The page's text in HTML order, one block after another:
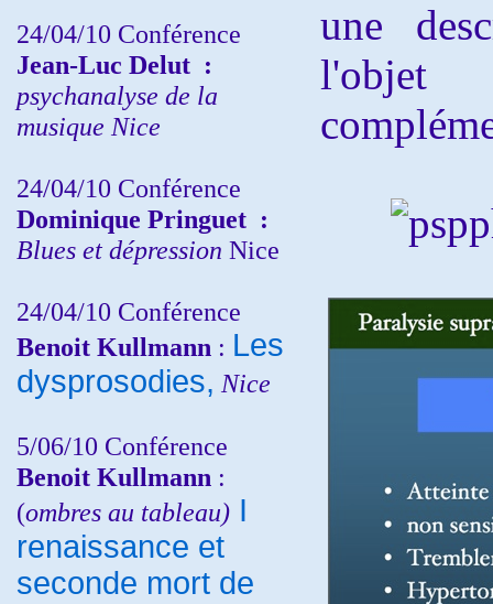
24/04/10 Conférence
Jean-Luc Delut :
psychanalyse de la
musique Nice
24/04/10 Conférence
Dominique Pringuet :
Blues et dépression Nice
24/04/10 Conférence
Benoit Kullmann : Les
dysprosodies, Nice
5/06/10 Conférence
Benoit Kullmann :
(ombres au tableau) I
renaissance et
seconde mort de
une